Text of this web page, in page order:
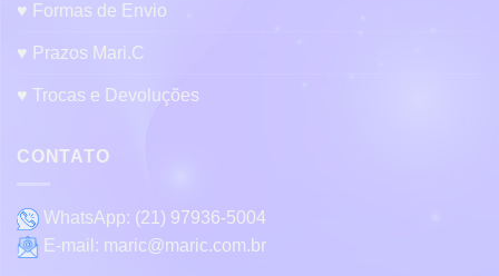
♥ Formas de Envio
♥ Prazos Mari.C
♥ Trocas e Devoluções
CONTATO
WhatsApp: (21) 97936-5004
E-mail: maric@maric.com.br